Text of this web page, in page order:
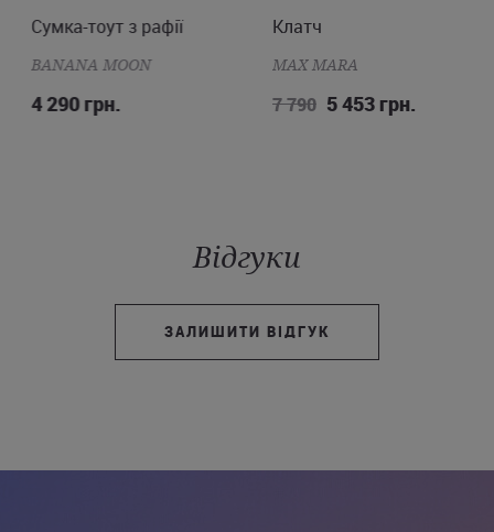
ONE SIZE
Сумка-тоут з рафії
BANANA MOON
4 290 грн.
Клатч
MAX MARA
7 790 5 453 грн.
Відгуки
ЗАЛИШИТИ ВІДГУК